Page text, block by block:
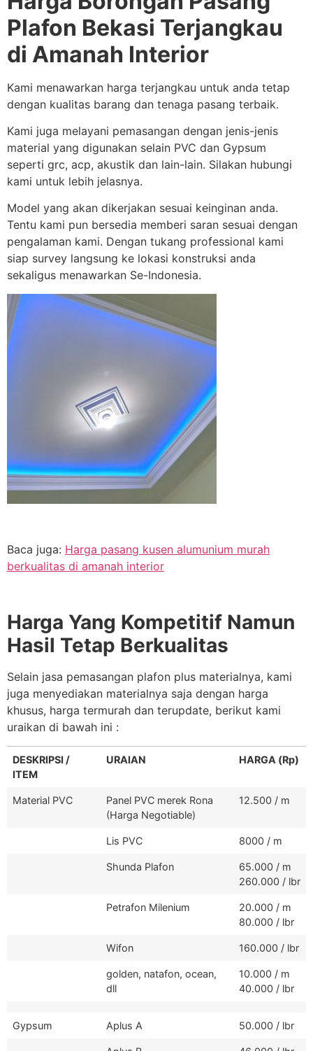
Plafon Bekasi Terjangkau
di Amanah Interior
Kami menawarkan harga terjangkau untuk anda tetap
dengan kualitas barang dan tenaga pasang terbaik.
Kami juga melayani pemasangan dengan jenis-jenis
material yang digunakan selain PVC dan Gypsum
seperti grc, acp, akustik dan lain-lain. Silakan hubungi
kami untuk lebih jelasnya.
Model yang akan dikerjakan sesuai keinginan anda.
Tentu kami pun bersedia memberi saran sesuai dengan
pengalaman kami. Dengan tukang professional kami
siap survey langsung ke lokasi konstruksi anda
sekaligus menawarkan Se-Indonesia.
Baca juga: Harga pasang kusen alumunium murah
berkualitas di amanah interior
Harga Yang Kompetitif Namun
Hasil Tetap Berkualitas
Selain jasa pemasangan plafon plus materialnya, kami
juga menyediakan materialnya saja dengan harga
khusus, harga termurah dan terupdate, berikut kami
uraikan di bawah ini :
DESKRIPSI /
ITEM
URAIAN HARGA (Rp)
Material PVC
Panel PVC merek Rona
(Harga Negotiable)
12.500 / m
Lis PVC 8000 / m
Shunda Plafon
65.000 / m
260.000 / lbr
Petrafon Milenium
20.000 / m
80.000 / lbr
Wifon 160.000 / lbr
golden, natafon, ocean,
dll
10.000 / m
40.000 / lbr
Gypsum Aplus A 50.000 / lbr